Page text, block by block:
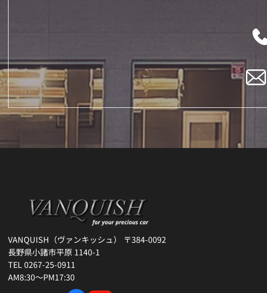
VANQUISH（ヴァンキッシュ） 〒384-0092
長野県小諸市平原 1140-1
TEL 0267-25-0911
AM8:30～PM17:30